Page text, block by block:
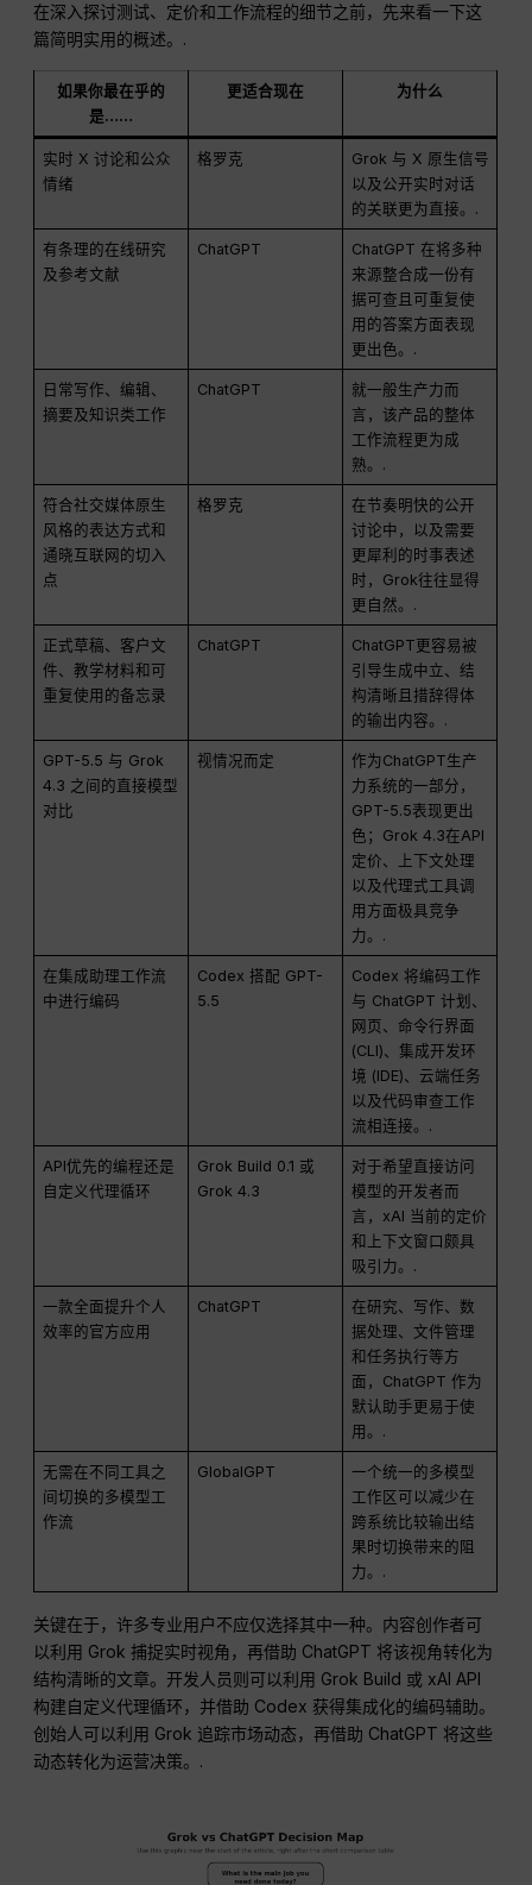
在深入探讨测试、定价和工作流程的细节之前，先来看一下这
篇简明实用的概述。.
如果你最在乎的
是……
更适合现在 为什么
实时 X 讨论和公众
情绪
格罗克
Grok 与 X 原生信号
以及公开实时对话
的关联更为直接。.
有条理的在线研究
及参考文献
ChatGPT
ChatGPT 在将多种
来源整合成一份有
据可查且可重复使
用的答案方面表现
更出色。.
日常写作、编辑、
摘要及知识类工作
ChatGPT
就一般生产力而
言，该产品的整体
工作流程更为成
熟。.
符合社交媒体原生
风格的表达方式和
通晓互联网的切入
点
格罗克
在节奏明快的公开
讨论中，以及需要
更犀利的时事表述
时，Grok往往显得
更自然。.
正式草稿、客户文
件、教学材料和可
重复使用的备忘录
ChatGPT
ChatGPT更容易被
引导生成中立、结
构清晰且措辞得体
的输出内容。.
GPT-5.5 与 Grok
4.3 之间的直接模型
对比
视情况而定
作为ChatGPT生产
力系统的一部分，
GPT-5.5表现更出
色；Grok 4.3在API
定价、上下文处理
以及代理式工具调
用方面极具竞争
力。.
在集成助理工作流
中进行编码
Codex 搭配 GPT-
5.5
Codex 将编码工作
与 ChatGPT 计划、
网页、命令行界面
(CLI)、集成开发环
境 (IDE)、云端任务
以及代码审查工作
流相连接。.
API优先的编程还是
自定义代理循环
Grok Build 0.1 或
Grok 4.3
对于希望直接访问
模型的开发者而
言，xAI 当前的定价
和上下文窗口颇具
吸引力。.
一款全面提升个人
效率的官方应用
ChatGPT
在研究、写作、数
据处理、文件管理
和任务执行等方
面，ChatGPT 作为
默认助手更易于使
用。.
无需在不同工具之
间切换的多模型工
作流
GlobalGPT
一个统一的多模型
工作区可以减少在
跨系统比较输出结
果时切换带来的阻
力。.
关键在于，许多专业用户不应仅选择其中一种。内容创作者可
以利用 Grok 捕捉实时视角，再借助 ChatGPT 将该视角转化为
结构清晰的文章。开发人员则可以利用 Grok Build 或 xAI API
构建自定义代理循环，并借助 Codex 获得集成化的编码辅助。
创始人可以利用 Grok 追踪市场动态，再借助 ChatGPT 将这些
动态转化为运营决策。.